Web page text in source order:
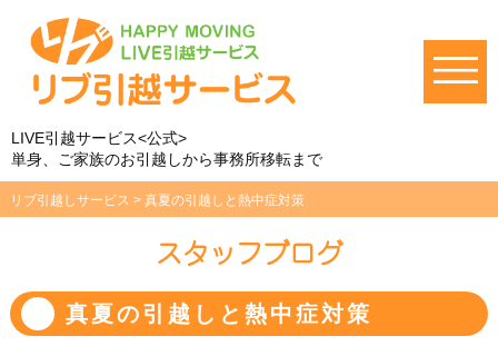
LIVE引越サービス<公式>
単身、ご家族のお引越しから事務所移転まで
リブ引越しサービス > 真夏の引越しと熱中症対策
スタッフブログ
真夏の引越しと熱中症対策